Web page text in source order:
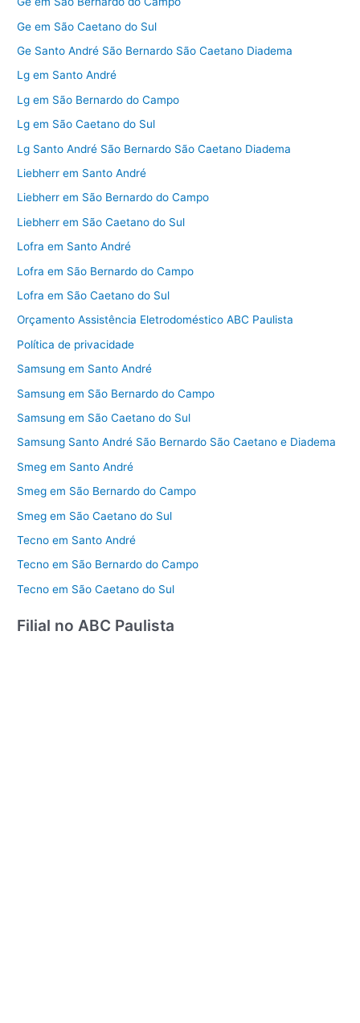
Ge em São Caetano do Sul
Ge Santo André São Bernardo São Caetano Diadema
Lg em Santo André
Lg em São Bernardo do Campo
Lg em São Caetano do Sul
Lg Santo André São Bernardo São Caetano Diadema
Liebherr em Santo André
Liebherr em São Bernardo do Campo
Liebherr em São Caetano do Sul
Lofra em Santo André
Lofra em São Bernardo do Campo
Lofra em São Caetano do Sul
Orçamento Assistência Eletrodoméstico ABC Paulista
Política de privacidade
Samsung em Santo André
Samsung em São Bernardo do Campo
Samsung em São Caetano do Sul
Samsung Santo André São Bernardo São Caetano e Diadema
Smeg em Santo André
Smeg em São Bernardo do Campo
Smeg em São Caetano do Sul
Tecno em Santo André
Tecno em São Bernardo do Campo
Tecno em São Caetano do Sul
Filial no ABC Paulista